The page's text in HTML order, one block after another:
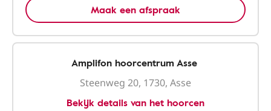
Maak een afspraak
Amplifon hoorcentrum Asse
Steenweg 20, 1730, Asse
Bekijk details van het hoorcen